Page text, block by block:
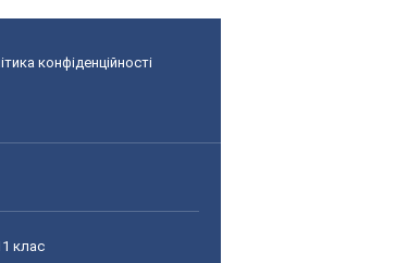
конфіденційності
клас